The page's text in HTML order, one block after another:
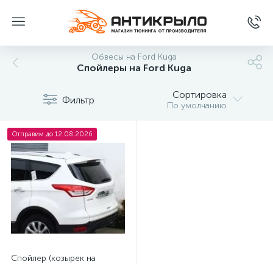
Обвесы на Ford Kuga
Спойлеры на Ford Kuga
Фильтр Сортировка
По умолчанию
Отправим до 12.08.2026
Спойлер (козырек на